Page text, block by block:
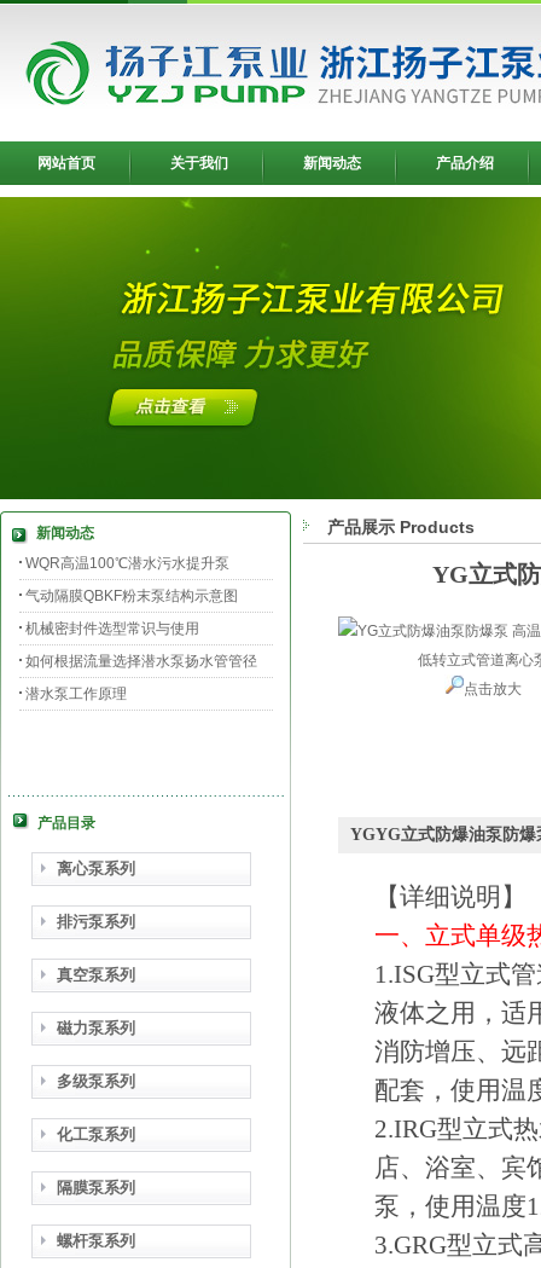
网站首页 关于我们 新闻动态 产品介绍
新闻动态
WQR高温100℃潜水污水提升泵
气动隔膜QBKF粉末泵结构示意图
机械密封件选型常识与使用
如何根据流量选择潜水泵扬水管管径
潜水泵工作原理
产品目录
离心泵系列
排污泵系列
真空泵系列
磁力泵系列
多级泵系列
化工泵系列
隔膜泵系列
螺杆泵系列
产品展示 Products
YG立式
点击放大
YGYG立式防爆油泵防
【详细说明】
一、立式单级
1.ISG型立式
液体之用，适
消防增压、远
配套，使用温
2.IRG型立式
店、浴室、宾
泵，使用温度
3.GRG型立式